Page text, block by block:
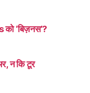
‘बिज़नस’?
न कि टूर